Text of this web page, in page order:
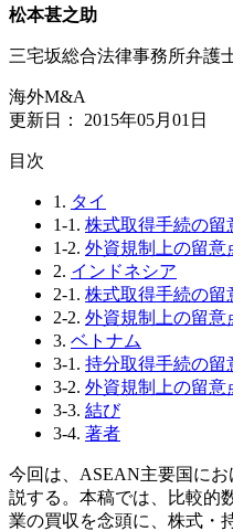
松本甚之助
三宅坂総合法律事務所弁護
海外M&A
更新日： 2015年05月01日
⽬次
1. タイ
1-1. 株式取得手続の留
1-2. 外資規制上の留意
2. インドネシア
2-1. 株式取得手続の留
2-2. 外資規制上の留意
3. ベトナム
3-1. 持分取得手続の留
3-2. 外資規制上の留意
3-3. 結び
3-4. 著者
今回は、ASEAN主要国に
説する。本稿では、比較的
業の買収を念頭に、株式・